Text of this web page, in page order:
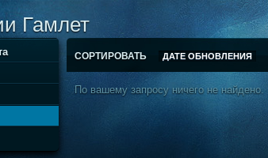
Гамлет
СОРТИРОВАТЬ ДАТЕ ОБНОВЛЕНИЯ
По вашему запросу ничего не найдено.